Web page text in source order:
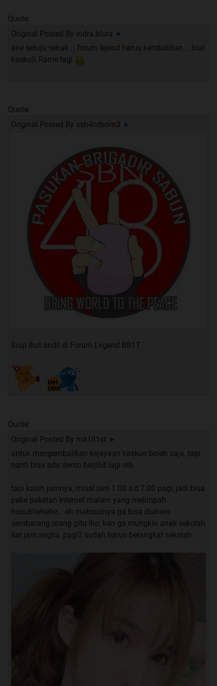
Quote:
Original Posted By indra.blora ►
ane setuju sekali , , forum lejend harus kembalikan , , biar
kaskuS Rame lagi
Quote:
Original Posted By ssh4ndsom3 ►
Siap ikut andil di Forum Legend BB17
Quote:
Original Posted By ma1ll1st ►
untuk mengembalikan kejayaan kaskus boleh saja, tapi
nanti bisa ada demo berjilid lagi nih
tapi kasih jamnya, misal jam 1.00 s.d 7.00 pagi, jadi bisa
pake paketan internet malam yang melimpah
hueuhhehehe... eh maksudnya ga bisa diakses
sembarang orang gitu lho, kan ga mungkin anak sekolah
liat jam segitu, pagi2 sudah harus berangkat sekolah